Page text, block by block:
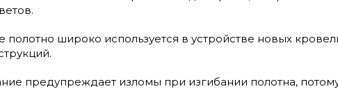
полотно широко используется в устройстве новых
предупреждает изломы при изгибании полотна,